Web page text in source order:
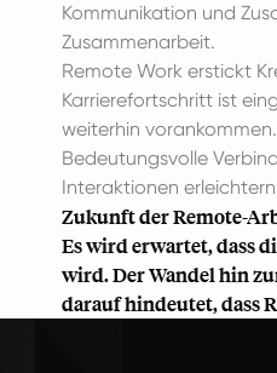
Kommunikation und
Zusammenarbeit.
Remote Work erstickt
Karrierefortschritt ist
weiterhin vorankommen.
Bedeutungsvolle
Interaktionen
Zukunft der Remote-
Es wird erwartet, dass
wird. Der Wandel hin
darauf hindeutet, dass